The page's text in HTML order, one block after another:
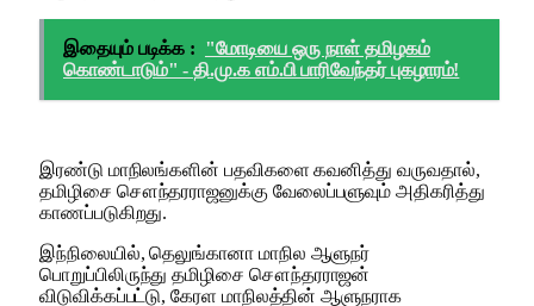
இதையும் படிக்க : "மோடியை ஒரு நாள் தமிழகம்
கொண்டாடும்" - தி.மு.க எம்.பி பாரிவேந்தர் புகழாரம்!
இரண்டு மாநிலங்களின் பதவிகளை கவனித்து வருவதால்,
தமிழிசை சௌந்தரராஜனுக்கு வேலைப்பளுவும் அதிகரித்து
காணப்படுகிறது.
இந்நிலையில், தெலுங்கானா மாநில ஆளுநர்
பொறுப்பிலிருந்து தமிழிசை சௌந்தரராஜன்
விடுவிக்கப்பட்டு, கேரள மாநிலத்தின் ஆளுநராக